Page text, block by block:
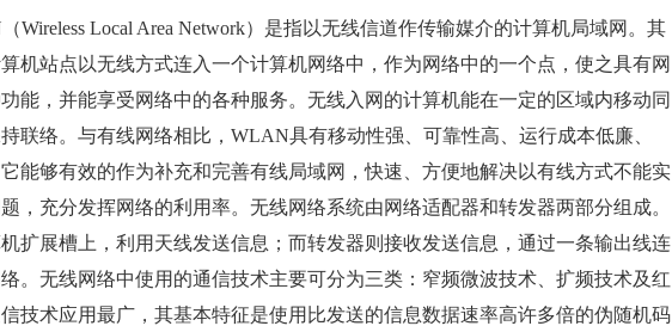
Local Area Network）是指以无线信道作传输媒介的计算机局域网。其
机站点以无线方式连入一个计算机网络中，作为网络中的一个点，使之具有网
能，并能享受网络中的各种服务。无线入网的计算机能在一定的区域内移动同
联络。与有线网络相比，WLAN具有移动性强、可靠性高、运行成本低廉、
能够有效的作为补充和完善有线局域网，快速、方便地解决以有线方式不能实
，充分发挥网络的利用率。无线网络系统由网络适配器和转发器两部分组成。
扩展槽上，利用天线发送信息；而转发器则接收发送信息，通过一条输出线连
。无线网络中使用的通信技术主要可分为三类：窄频微波技术、扩频技术及红
技术应用最广，其基本特征是使用比发送的信息数据速率高许多倍的伪随机码